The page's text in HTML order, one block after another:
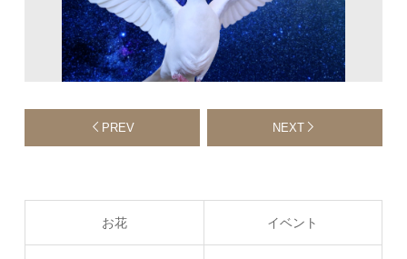
PREV NEXT
お花 イベント